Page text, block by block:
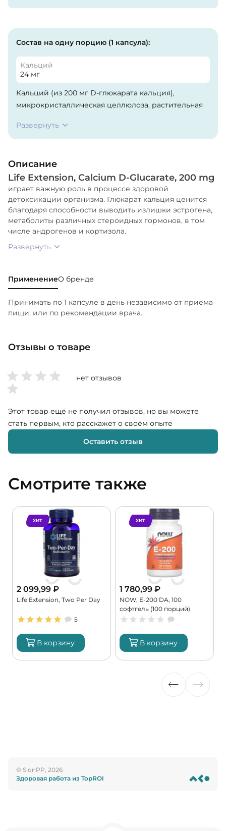
Состав на одну порцию (1 капсула):
Кальций
24 мг
Кальций (из 200 мг D-глюкарата кальция),
микрокристаллическая целлюлоза, растительная
диоксид кремния.
Развернуть
Описание
Life Extension, Calcium D-Glucarate, 200 mg
играет важную роль в процессе здоровой
детоксикации организма. Глюкарат кальция ценится
благодаря способности выводить излишки эстрогена,
метаболиты различных стероидных гормонов, в том
числе андрогенов и кортизола.
Развернуть
ПрименениеО бренде
Принимать по 1 капсуле в день независимо от приема
пищи, или по рекомендации врача.
Отзывы о товаре
нет отзывов
Этот товар ещё не получил отзывов, но вы можете
стать первым, кто расскажет о своём опыте
Оставить отзыв
Смотрите также
ХИТ
2 099,99 ₽
Life Extension, Two Per Day
5
В корзину
ХИТ
1 780,99 ₽
NOW, E-200 DA, 100
софтгель (100 порций)
В корзину
© SlonPP, 2026
Здоровая работа из TopROI